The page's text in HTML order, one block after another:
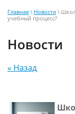
Главная \ Новости \
учебный процесс?
Новости
« Назад